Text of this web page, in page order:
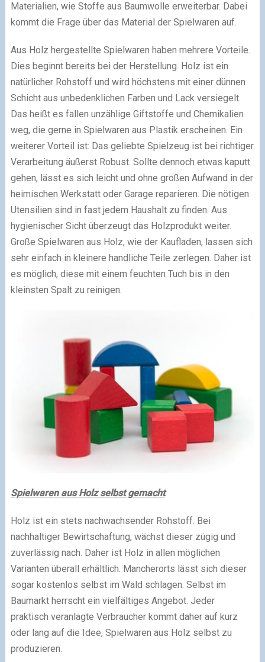
Materialien, wie Stoffe aus Baumwolle erweiterbar. Dabei
kommt die Frage über das Material der Spielwaren auf.
Aus Holz hergestellte Spielwaren haben mehrere Vorteile.
Dies beginnt bereits bei der Herstellung. Holz ist ein
natürlicher Rohstoff und wird höchstens mit einer dünnen
Schicht aus unbedenklichen Farben und Lack versiegelt.
Das heißt es fallen unzählige Giftstoffe und Chemikalien
weg, die gerne in Spielwaren aus Plastik erscheinen. Ein
weiterer Vorteil ist: Das geliebte Spielzeug ist bei richtiger
Verarbeitung äußerst Robust. Sollte dennoch etwas kaputt
gehen, lässt es sich leicht und ohne großen Aufwand in der
heimischen Werkstatt oder Garage reparieren. Die nötigen
Utensilien sind in fast jedem Haushalt zu finden. Aus
hygienischer Sicht überzeugt das Holzprodukt weiter.
Große Spielwaren aus Holz, wie der Kaufladen, lassen sich
sehr einfach in kleinere handliche Teile zerlegen. Daher ist
es möglich, diese mit einem feuchten Tuch bis in den
kleinsten Spalt zu reinigen.
Spielwaren aus Holz selbst gemacht
Holz ist ein stets nachwachsender Rohstoff. Bei
nachhaltiger Bewirtschaftung, wächst dieser zügig und
zuverlässig nach. Daher ist Holz in allen möglichen
Varianten überall erhältlich. Mancherorts lässt sich dieser
sogar kostenlos selbst im Wald schlagen. Selbst im
Baumarkt herrscht ein vielfältiges Angebot. Jeder
praktisch veranlagte Verbraucher kommt daher auf kurz
oder lang auf die Idee, Spielwaren aus Holz selbst zu
produzieren.